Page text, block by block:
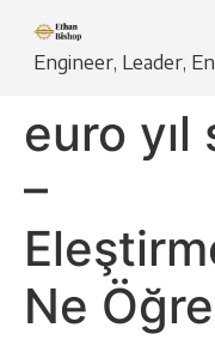
Engineer, Leader,
euro
–
Ne